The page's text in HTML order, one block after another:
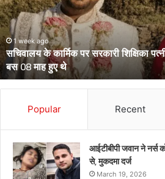
शिक्षिका
पत्नी
की
हत्या
का
आरोप,
शादी
08
1 week ago
सचिवालय के कार्मिक पर सरकारी शिक्षिका
बस 08 माह हुए थे
Popular Recent
आईटीबीपी जवान ने नर्स
से, मुकदमा दर्ज
March 19, 2026